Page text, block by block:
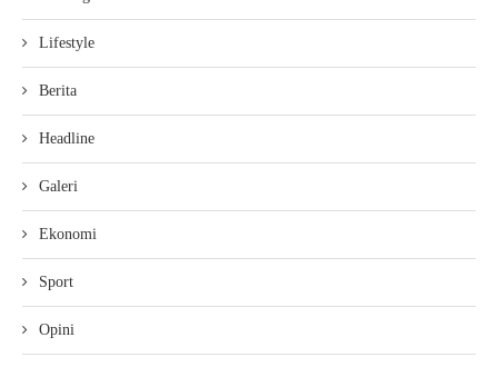
Lifestyle
Berita
Headline
Galeri
Ekonomi
Sport
Opini